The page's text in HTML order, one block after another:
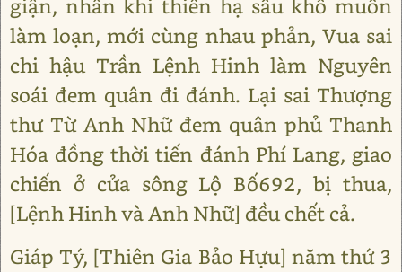
giận, nhân khi thiên hạ sầu khổ muốn
làm loạn, mới cùng nhau phản, Vua sai
chi hậu Trần Lệnh Hinh làm Nguyên
soái đem quân đi đánh. Lại sai Thượng
thư Từ Anh Nhữ đem quân phủ Thanh
Hóa đồng thời tiến đánh Phí Lang, giao
chiến ở cửa sông Lộ Bố692, bị thua,
[Lệnh Hinh và Anh Nhữ] đều chết cả.
Giáp Tý, [Thiên Gia Bảo Hựu] năm thứ 3